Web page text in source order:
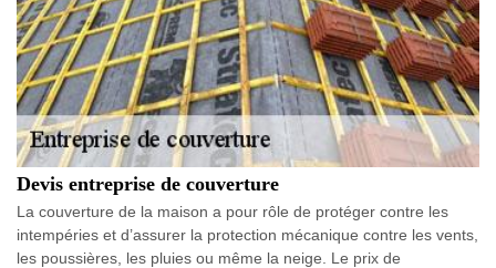
Devis entreprise de couverture
La couverture de la maison a pour rôle de protéger contre les
intempéries et d’assurer la protection mécanique contre les vents,
les poussières, les pluies ou même la neige. Le prix de